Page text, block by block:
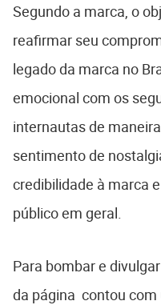
Segundo a marca, o
reafirmar seu
legado da marca no
emocional com os
internautas de
sentimento de
credibilidade à marca
público em geral.
Para bombar e
da página contou